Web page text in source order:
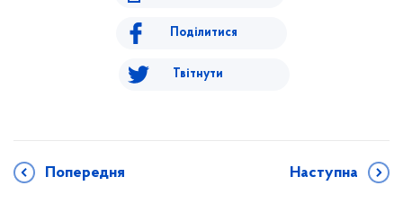
Поділитися
Твітнути
Попередня Наступна